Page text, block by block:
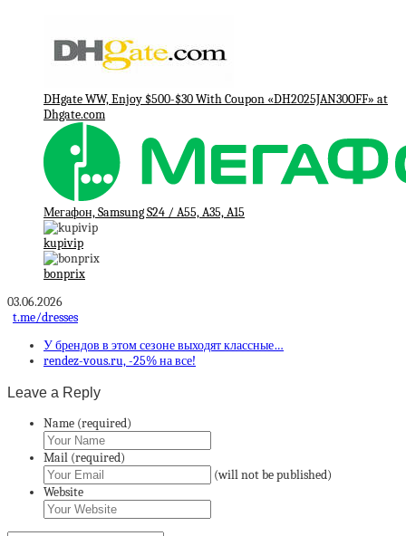
DHgate WW, Enjoy $500-$30 With Coupon «DH2025JAN30OFF» at
Dhgate.com
Мегафон, Samsung S24 / A55, A35, A15
kupivip
bonprix
03.06.2026
t.me/dresses
У брендов в этом сезоне выходят классные…
rendez-vous.ru, -25% на все!
Leave a Reply
Name (required)
Mail (required)
(will not be published)
Website